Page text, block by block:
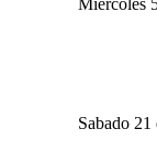
Sabado